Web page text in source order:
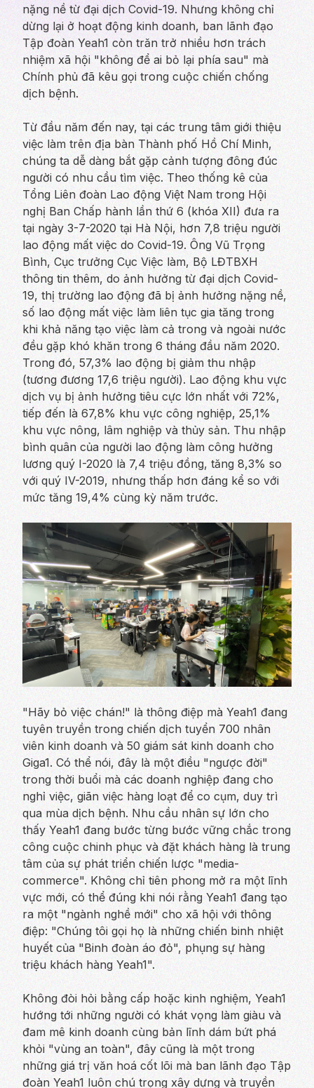
nặng nề từ đại dịch Covid-19. Nhưng không chỉ
dừng lại ở hoạt động kinh doanh, ban lãnh đạo
Tập đoàn Yeah1 còn trăn trở nhiều hơn trách
nhiệm xã hội "không để ai bỏ lại phía sau" mà
Chính phủ đã kêu gọi trong cuộc chiến chống
dịch bệnh.
Từ đầu năm đến nay, tại các trung tâm giới thiệu
việc làm trên địa bàn Thành phố Hồ Chí Minh,
chúng ta dễ dàng bắt gặp cảnh tượng đông đúc
người có nhu cầu tìm việc. Theo thống kê của
Tổng Liên đoàn Lao động Việt Nam trong Hội
nghị Ban Chấp hành lần thứ 6 (khóa XII) đưa ra
tại ngày 3-7-2020 tại Hà Nội, hơn 7,8 triệu người
lao động mất việc do Covid-19. Ông Vũ Trọng
Bình, Cục trưởng Cục Việc làm, Bộ LĐTBXH
thông tin thêm, do ảnh hưởng từ đại dịch Covid-
19, thị trường lao động đã bị ảnh hưởng nặng nề,
số lao động mất việc làm liên tục gia tăng trong
khi khả năng tạo việc làm cả trong và ngoài nước
đều gặp khó khăn trong 6 tháng đầu năm 2020.
Trong đó, 57,3% lao động bị giảm thu nhập
(tương đương 17,6 triệu người). Lao động khu vực
dịch vụ bị ảnh hưởng tiêu cực lớn nhất với 72%,
tiếp đến là 67,8% khu vực công nghiệp, 25,1%
khu vực nông, lâm nghiệp và thủy sản. Thu nhập
bình quân của người lao động làm công hưởng
lương quý I-2020 là 7,4 triệu đồng, tăng 8,3% so
với quý IV-2019, nhưng thấp hơn đáng kể so với
mức tăng 19,4% cùng kỳ năm trước.
"Hãy bỏ việc chán!" là thông điệp mà Yeah1 đang
tuyên truyền trong chiến dịch tuyển 700 nhân
viên kinh doanh và 50 giám sát kinh doanh cho
Giga1. Có thể nói, đây là một điều "ngược đời"
trong thời buổi mà các doanh nghiệp đang cho
nghỉ việc, giãn việc hàng loạt để co cụm, duy trì
qua mùa dịch bệnh. Nhu cầu nhân sự lớn cho
thấy Yeah1 đang bước từng bước vững chắc trong
công cuộc chinh phục và đặt khách hàng là trung
tâm của sự phát triển chiến lược "media-
commerce". Không chỉ tiên phong mở ra một lĩnh
vực mới, có thể đúng khi nói rằng Yeah1 đang tạo
ra một "ngành nghề mới" cho xã hội với thông
điệp: "Chúng tôi gọi họ là những chiến binh nhiệt
huyết của "Binh đoàn áo đỏ", phụng sự hàng
triệu khách hàng Yeah1".
Không đòi hỏi bằng cấp hoặc kinh nghiệm, Yeah1
hướng tới những người có khát vọng làm giàu và
đam mê kinh doanh cùng bản lĩnh dám bứt phá
khỏi "vùng an toàn", đây cũng là một trong
những giá trị văn hoá cốt lõi mà ban lãnh đạo Tập
đoàn Yeah1 luôn chú trọng xây dựng và truyền